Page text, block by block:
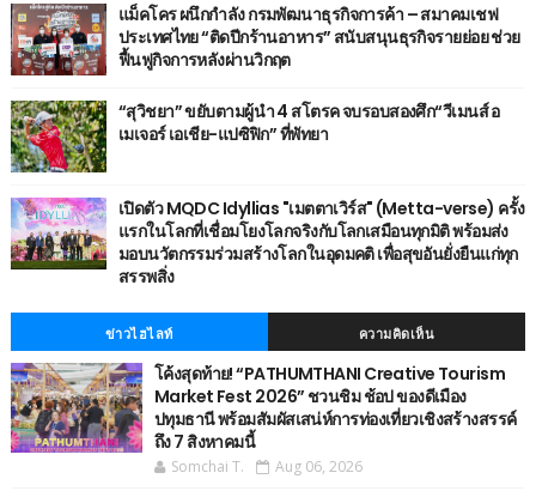
แม็คโคร ผนึกกำลัง กรมพัฒนาธุรกิจการค้า – สมาคมเชฟ
ประเทศไทย “ติดปีกร้านอาหาร” สนับสนุนธุรกิจรายย่อย ช่วย
ฟื้นฟูกิจการหลังผ่านวิกฤต
“สุวิชยา” ขยับตามผู้นำ 4 สโตรค จบรอบสองศึก“วีเมนส์ อ
เมเจอร์ เอเชีย-แปซิฟิก” ที่พัทยา
เปิดตัว MQDC Idyllias "เมตตาเวิร์ส" (Metta-verse) ครั้ง
แรกในโลกที่เชื่อมโยงโลกจริงกับโลกเสมือนทุกมิติ พร้อมส่ง
มอบนวัตกรรมร่วมสร้างโลกในอุดมคติ เพื่อสุขอันยั่งยืนแก่ทุก
สรรพสิ่ง
ข่าวไฮไลท์ ความคิดเห็น
โค้งสุดท้าย! “PATHUMTHANI Creative Tourism
Market Fest 2026” ชวนชิม ช้อป ของดีเมือง
ปทุมธานี พร้อมสัมผัสเสน่ห์การท่องเที่ยวเชิงสร้างสรรค์
ถึง 7 สิงหาคมนี้
Somchai T. Aug 06, 2026